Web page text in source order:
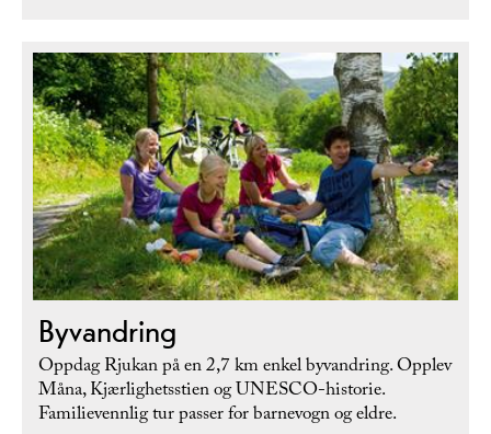
Byvandring
Oppdag Rjukan på en 2,7 km enkel byvandring. Opplev
Måna, Kjærlighetsstien og UNESCO-historie.
Familievennlig tur passer for barnevogn og eldre.